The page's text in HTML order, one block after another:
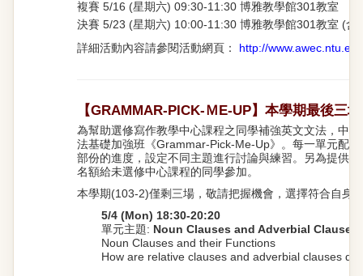
複賽 5/16 (星期六) 09:30-11:30 博雅教學館301教室
決賽 5/23 (星期六) 10:00-11:30 博雅教學館301教室 (含
詳細活動內容請參閱活動網頁： http://
【GRAMMAR-PICK-ＭE-UP】本學期最後三場
為幫助選修寫作教學中心課程之同學補強英文文法，中
法基礎加強班《Grammar-Pick-Me-Up》。每一單元配
部份的進度，設定不同主題進行討論與練習。另為提供
名額給未選修中心課程的同學參加。
本學期(103-2)僅剩三場，敬請把握機會，選擇符合自身
5/4 (Mon) 18:30-20:20
單元主題: Noun Clauses and Adverbial Clauses
Noun Clauses and their Functions
How are relative clauses and adverbial clauses